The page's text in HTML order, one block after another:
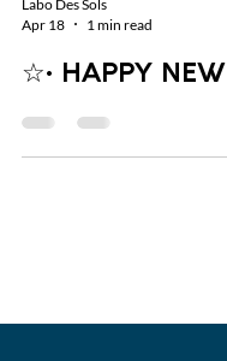
Apr 18
1 min read
☆· HAPPY